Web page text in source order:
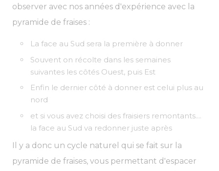
observer avec nos années d'expérience avec la
pyramide de fraises :
La face au Sud sera la première à donner
Souvent on récolte dans les semaines
suivantes les côtés Ouest, puis Est
Enfin le dernier côté à donner est celui plus au
nord
et si vous avez choisi des fraisiers remontants....
la face au Sud va redonner juste après
Il y a donc un cycle naturel qui se fait sur la
pyramide de fraises, vous permettant d'espacer